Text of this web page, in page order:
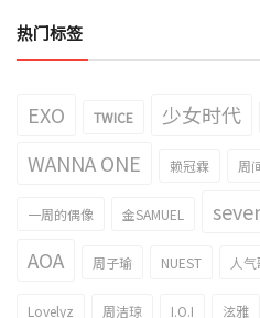
热门标签
EXO TWICE 少女时代
WANNA ONE 赖冠霖 周
一周的偶像 金SAMUEL
AOA 周子瑜 NUEST 人
Lovelyz 周洁琼 I.O.I 泫雅